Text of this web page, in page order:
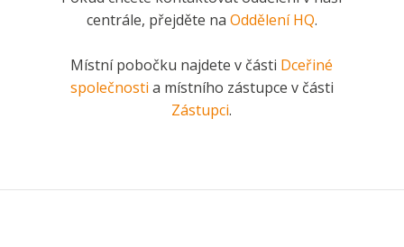
centrále, přejděte na Oddělení HQ.
Místní pobočku najdete v části Dceřiné
společnosti a místního zástupce v části
Zástupci.